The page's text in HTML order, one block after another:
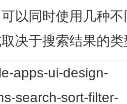
以同时使用几种
决于搜索结果的